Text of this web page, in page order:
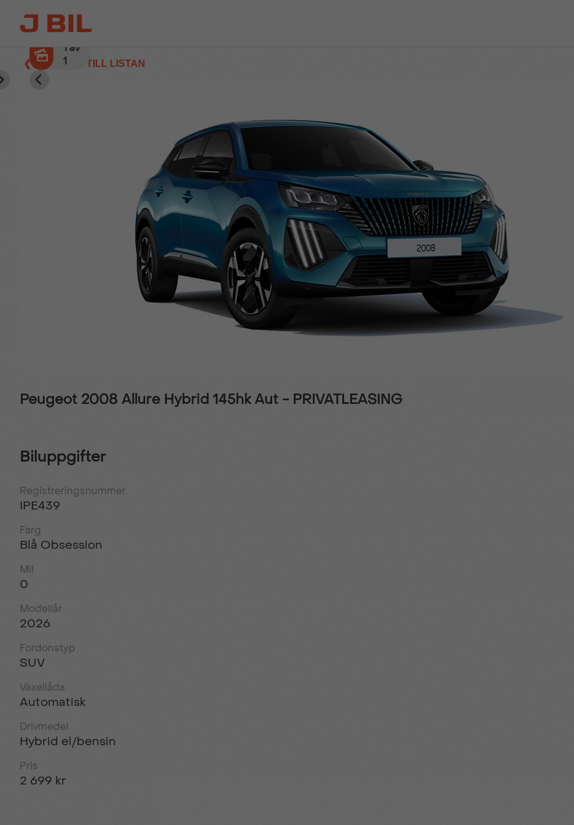
❮ TILLBAKA TILL LISTAN
1av
1
Peugeot 2008 Allure Hybrid 145hk Aut - PRIVATLEASING
Biluppgifter
Registreringsnummer
IPE439
Färg
Blå Obsession
Mil
0
Modellår
2026
Fordonstyp
SUV
Växellåda
Automatisk
Drivmedel
Hybrid el/bensin
Pris
2 699 kr